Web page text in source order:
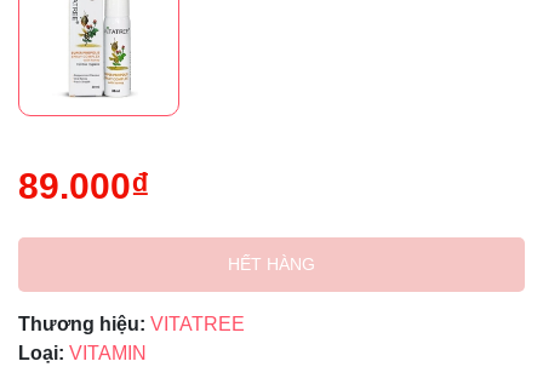
89.000₫
HẾT HÀNG
Thương hiệu: VITATREE
Loại: VITAMIN